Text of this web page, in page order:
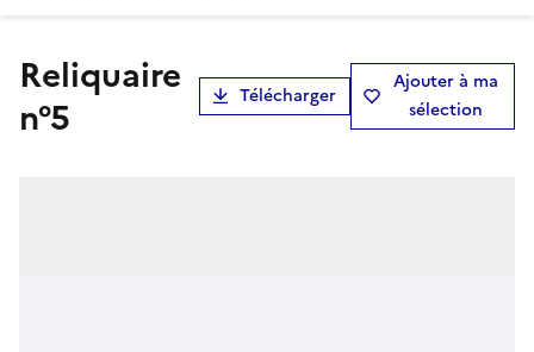
reliquaire
n°5
Télécharger
Ajouter à ma
sélection